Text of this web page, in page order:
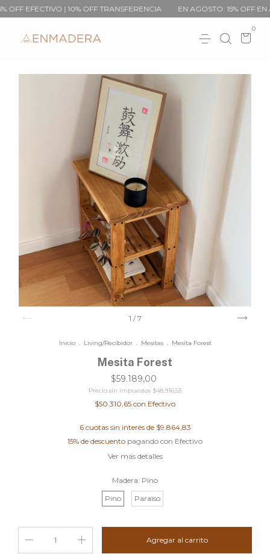
EFECTIVO | 10% OFF TRANSFERENCIA EN AGOSTO: 15% OFF EN
0
1 /7
Inicio . Living/Recibidor . Mesitas . Mesita Forest
Mesita Forest
$59.189,00
Precio sin impuestos $48.916,53
$50.310,65 con Efectivo
6 cuotas sin interés de $9.864,83
15% de descuento pagando con Efectivo
Ver más detalles
Madera: Pino
Pino
Paraiso